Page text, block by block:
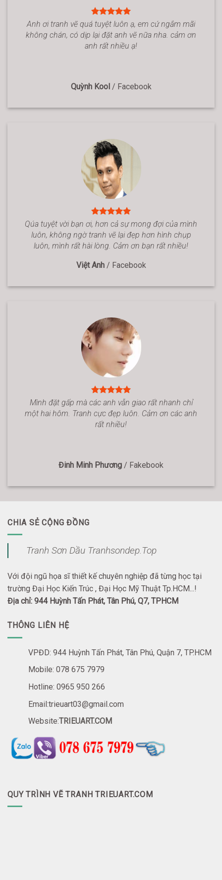
Anh ơi tranh vẽ quá tuyệt luôn ạ, em cứ ngắm mãi
không chán, có dịp lại đặt anh vẽ nữa nha. cảm ơn
anh rất nhiều ạ!
Quỳnh Kool / Facebook
Qúa tuyệt vời bạn ơi, hơn cả sự mong đợi của mình
luôn, không ngờ tranh vẽ lại đẹp hơn hình chụp
luôn, mình rất hài lòng. Cảm ơn bạn rất nhiều!
Việt Anh / Facebook
Mình đặt gấp mà các anh vẫn giao rất nhanh chỉ
một hai hôm. Tranh cực đẹp luôn. Cảm ơn các anh
rất nhiều!
Đinh Minh Phương / Fakebook
CHIA SẺ CỘNG ĐỒNG
Tranh Sơn Dầu Tranhsondep.Top
Với đội ngũ họa sĩ thiết kế chuyên nghiệp đã từng học tại
trường Đại Học Kiến Trúc , Đại Học Mỹ Thuật Tp.HCM...!
Địa chỉ: 944 Huỳnh Tấn Phát, Tân Phú, Q7, TPHCM
THÔNG LIÊN HỆ
VPĐD: 944 Huỳnh Tấn Phát, Tân Phú, Quận 7, TP.HCM
Mobile: 078 675 7979
Hotline: 0965 950 266
Email:trieuart03@gmail.com
Website:TRIEUART.COM
QUY TRÌNH VẼ TRANH TRIEUART.COM